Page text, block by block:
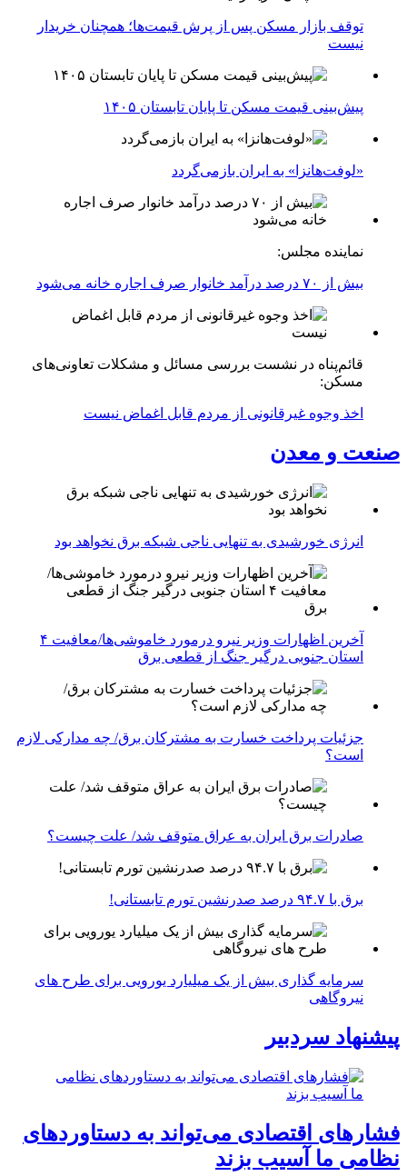
توقف بازار مسکن پس از پرش قیمت‌ها؛ همچنان خریدار
نیست
پیش‌بینی قیمت مسکن تا پایان تابستان ۱۴۰۵
«لوفت‌هانزا» به ایران بازمی‌گردد
نماینده مجلس:
بیش از ۷۰ درصد درآمد خانوار صرف اجاره خانه می‌شود
قائم‌پناه در نشست بررسی مسائل و مشکلات تعاونی‌های
مسکن:
اخذ وجوه غیرقانونی از مردم قابل اغماض نیست
صنعت و معدن
انرژی خورشیدی به تنهایی ناجی شبکه برق نخواهد بود
آخرین اظهارات وزیر نیرو درمورد خاموشی‌ها/معافیت ۴
استان جنوبی درگیر جنگ از قطعی برق
جزئیات پرداخت خسارت به مشترکان برق/ چه مدارکی لازم
است؟
صادرات برق ایران به عراق متوقف شد/ علت چیست؟
برق با ۹۴.۷ درصد صدرنشین تورم تابستانی!
سرمایه گذاری بیش از یک میلیارد یورویی برای طرح های
نیروگاهی
پیشنهاد سردبیر
فشارهای اقتصادی می‌تواند به دستاوردهای
نظامی ما آسیب بزند